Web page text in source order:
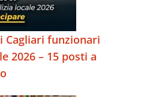
Cagliari funzionari
2026 – 15 posti a